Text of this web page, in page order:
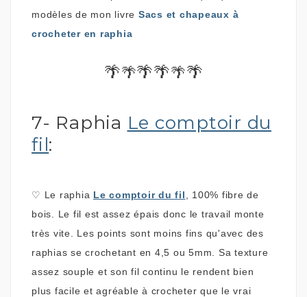
modèles de mon livre Sacs et chapeaux à
crocheter en raphia
🌴🌴🌴🌴🌴🌴
7- Raphia Le comptoir du
fil:
♡ Le raphia Le comptoir du fil , 100% fibre de
bois. Le fil est assez épais donc le travail monte
très vite. Les points sont moins fins qu'avec des
raphias se crochetant en 4,5 ou 5mm. Sa texture
assez souple et son fil continu le rendent bien
plus facile et agréable à crocheter que le vrai